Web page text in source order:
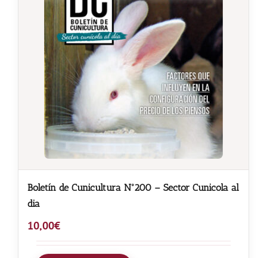
Boletín de Cunicultura Nº200 – Sector Cunicola al
dia
10,00€